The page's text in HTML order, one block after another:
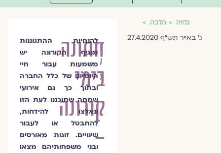
גלויה הלכה
ג' באייר תש"ף 27.4.2020
חתונה
בימי
קורונה
–
הרבנית
שרה
סגל־כץ
להנחיות ההתגוננות
מנגיף הקורונה יש
משמעות עבור חיי
היומיום של כלל החברה
ובתוך כך גם אירועי
שמחה שתוכננו לעת הזו
ונאלצו להידחות,
להתבטל או לעבור
שינויים. זוגות מאורסים
ובני משפחותיהם מצאו